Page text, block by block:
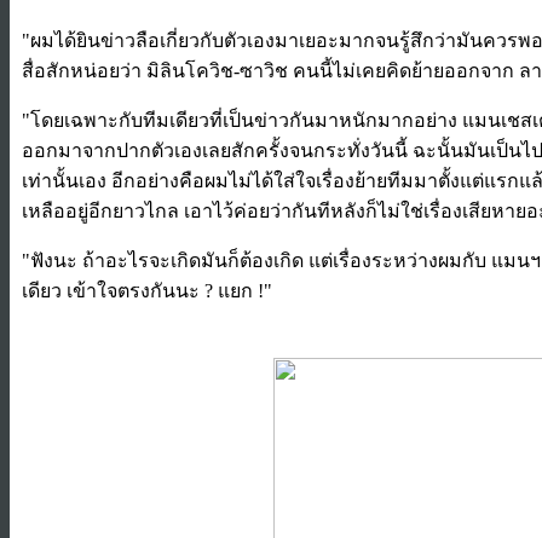
​"ผมได้ยินข่าวลือเกี่ยวกับตัวเองมาเยอะมากจนรู้สึกว่ามันควร
สื่อสักหน่อยว่า มิลินโควิช-ซาวิช คนนี้ไม่เคยคิดย้ายออกจาก ลา
"โดยเฉพาะกับทีมเดียวที่เป็นข่าวกันมาหนักมากอย่าง แมนเชส
ออกมาจากปากตัวเองเลยสักครั้งจนกระทั่งวันนี้ ฉะนั้นมันเป็น
เท่านั้นเอง อีกอย่างคือผมไม่ได้ใส่ใจเรื่องย้ายทีมมาตั้งแต่แรกแ
เหลืออยู่อีกยาวไกล เอาไว้ค่อยว่ากันทีหลังก็ไม่ใช่เรื่องเสียหาย
"ฟังนะ ถ้าอะไรจะเกิดมันก็ต้องเกิด แต่เรื่องระหว่างผมกับ แมน
เดียว เข้าใจตรงกันนะ ? แยก !"